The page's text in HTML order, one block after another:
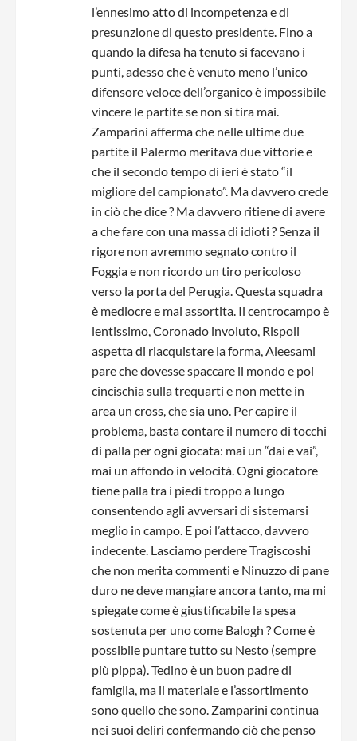
l’ennesimo atto di incompetenza e di
presunzione di questo presidente. Fino a
quando la difesa ha tenuto si facevano i
punti, adesso che è venuto meno l’unico
difensore veloce dell’organico è impossibile
vincere le partite se non si tira mai.
Zamparini afferma che nelle ultime due
partite il Palermo meritava due vittorie e
che il secondo tempo di ieri è stato “il
migliore del campionato”. Ma davvero crede
in ciò che dice ? Ma davvero ritiene di avere
a che fare con una massa di idioti ? Senza il
rigore non avremmo segnato contro il
Foggia e non ricordo un tiro pericoloso
verso la porta del Perugia. Questa squadra
è mediocre e mal assortita. Il centrocampo è
lentissimo, Coronado involuto, Rispoli
aspetta di riacquistare la forma, Aleesami
pare che dovesse spaccare il mondo e poi
cincischia sulla trequarti e non mette in
area un cross, che sia uno. Per capire il
problema, basta contare il numero di tocchi
di palla per ogni giocata: mai un “dai e vai”,
mai un affondo in velocità. Ogni giocatore
tiene palla tra i piedi troppo a lungo
consentendo agli avversari di sistemarsi
meglio in campo. E poi l’attacco, davvero
indecente. Lasciamo perdere Tragiscoshi
che non merita commenti e Ninuzzo di pane
duro ne deve mangiare ancora tanto, ma mi
spiegate come è giustificabile la spesa
sostenuta per uno come Balogh ? Come è
possibile puntare tutto su Nesto (sempre
più pippa). Tedino è un buon padre di
famiglia, ma il materiale e l’assortimento
sono quello che sono. Zamparini continua
nei suoi deliri confermando ciò che penso